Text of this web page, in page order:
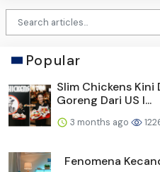
Popular
Slim Chickens Kini
Goreng Dari US I...
3 months ago
Fenomena